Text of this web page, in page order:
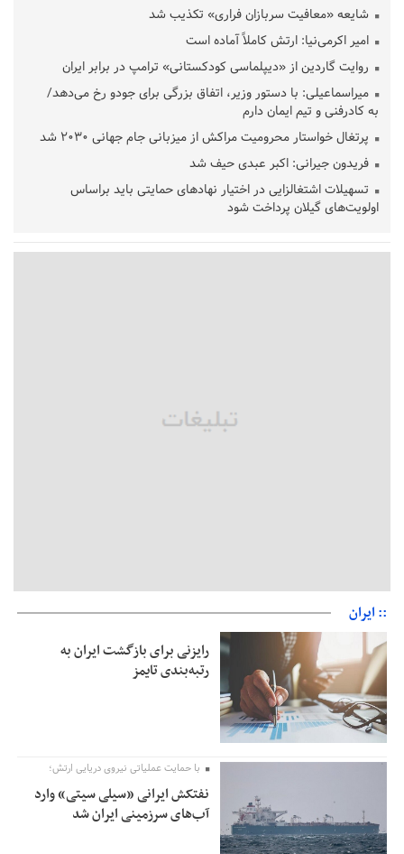
شایعه «معافیت سربازان فراری» تکذیب شد
امیر اکرمی‌نیا: ارتش کاملاً آماده است
روایت گاردین از «دیپلماسی کودکستانی» ترامپ در برابر ایران
میراسماعیلی: با دستور وزیر، اتفاق بزرگی برای جودو رخ می‌دهد/
به کادرفنی و تیم ایمان دارم
پرتغال خواستار محرومیت مراکش از میزبانی جام جهانی ۲۰۳۰ شد
فریدون جیرانی: اکبر عبدی حیف شد
تسهیلات اشتغالزایی در اختیار نهادهای حمایتی باید براساس
اولویت‌های گیلان پرداخت شود
قلعه‌نویی مشخص شد
:: ایران
رایزنی برای بازگشت ایران به
رتبه‌بندی تایمز
با حمایت عملیاتی نیروی دریایی ارتش؛
نفتکش ایرانی «سیلی سیتی» وارد
آب‌های سرزمینی ایران شد